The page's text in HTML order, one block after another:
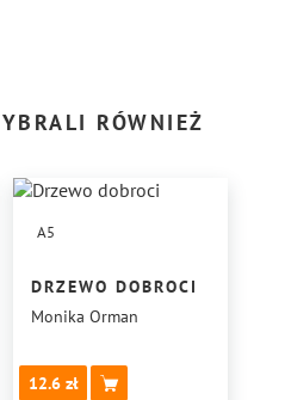
RÓWNIEŻ
A5
DRZEWO DOBROCI
Monika Orman
12.6